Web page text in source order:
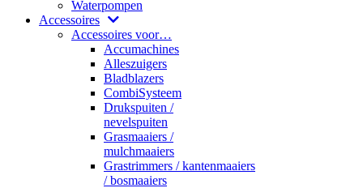
Waterpompen
Accessoires
Accessoires voor…
Accumachines
Alleszuigers
Bladblazers
CombiSysteem
Drukspuiten /
nevelspuiten
Grasmaaiers /
mulchmaaiers
Grastrimmers / kantenmaaiers
/ bosmaaiers